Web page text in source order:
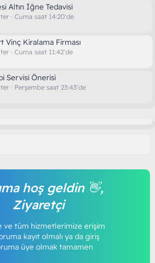
Altın İğne Tedavisi
Cuma saat 14:20'de
Vinç Kiralama Firması
Cuma saat 11:42'de
Servisi Önerisi
Perşembe saat 23:43'de
hoş geldin 👋,
Ziyaretçi
ve tüm hizmetlerimize erişim
kayıt olmalı ya da giriş
üye olmak tamamen